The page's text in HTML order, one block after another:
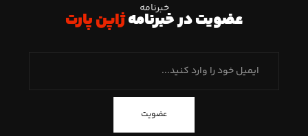
خبرنامه
عضویت در خبرنامهژاپن پارت
عضویت